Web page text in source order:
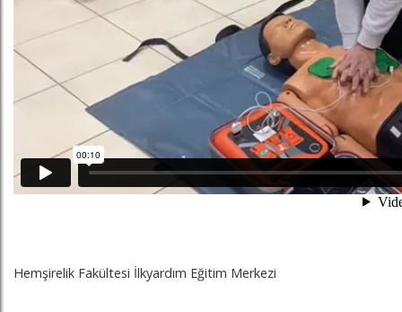
Hemşirelik Fakültesi İlkyardım Eğitim Merkezi